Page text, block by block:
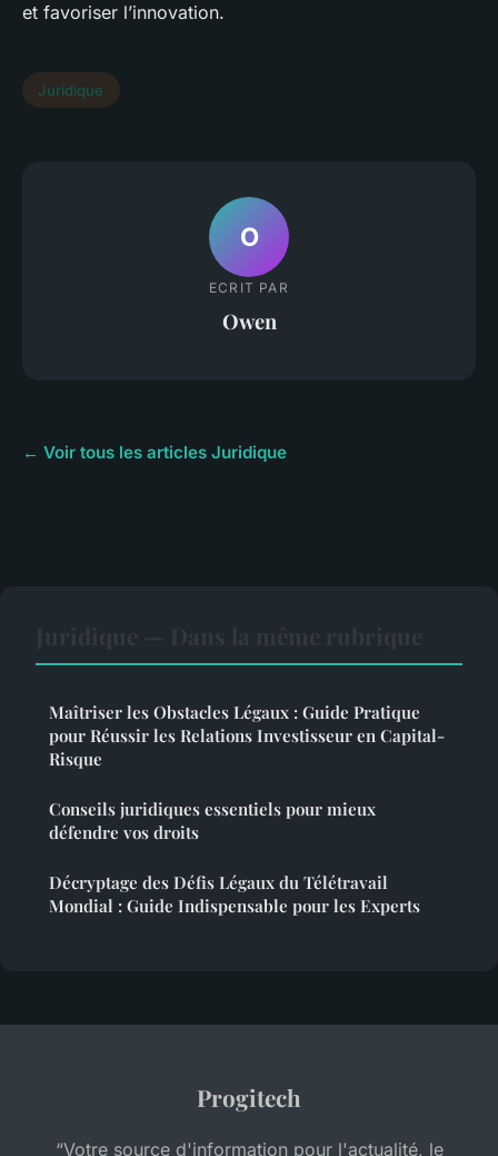
et favoriser l’innovation.
Juridique
O
ECRIT PAR
Owen
← Voir tous les articles Juridique
Maîtriser les Obstacles Légaux : Guide Pratique
pour Réussir les Relations Investisseur en Capital-
Risque
Conseils juridiques essentiels pour mieux
défendre vos droits
Décryptage des Défis Légaux du Télétravail
Mondial : Guide Indispensable pour les Experts
Progitech
“Votre source d'information pour l'actualité, le